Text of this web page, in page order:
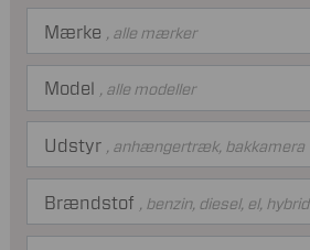
Mærke , alle mærker
Model , alle modeller
Brændstof , benzin, diesel, el, hybrid
Udstyr , anhængertræk, bakkamera